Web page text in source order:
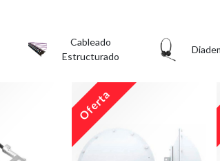
Cableado
Estructurado
Oferta